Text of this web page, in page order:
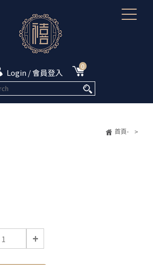
Login / 會員登入
0
首頁- >
+